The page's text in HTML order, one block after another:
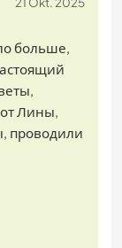
больше,
Лины,
проводили